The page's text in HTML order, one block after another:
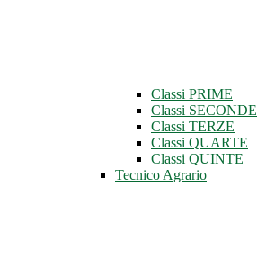
Classi PRIME
Classi SECONDE
Classi TERZE
Classi QUARTE
Classi QUINTE
Tecnico Agrario